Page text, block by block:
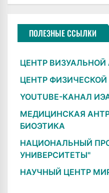
ПОЛЕЗНЫЕ ССЫЛКИ
ЦЕНТР
ЦЕНТР
YOUTUBE-КАНАЛ
МЕДИЦИНСКАЯ
БИОЭТИКА
НАЦИОНАЛЬНЫЙ
УНИВЕРСИТЕТЫ"
НАУЧНЫЙ ЦЕНТР